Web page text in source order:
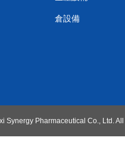
倉設備
Synergy Pharmaceutical Co., Ltd.All